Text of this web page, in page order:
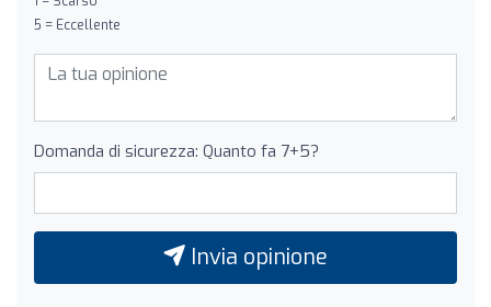
5 = Eccellente
Domanda di sicurezza: Quanto fa 7+5?
Invia opinione